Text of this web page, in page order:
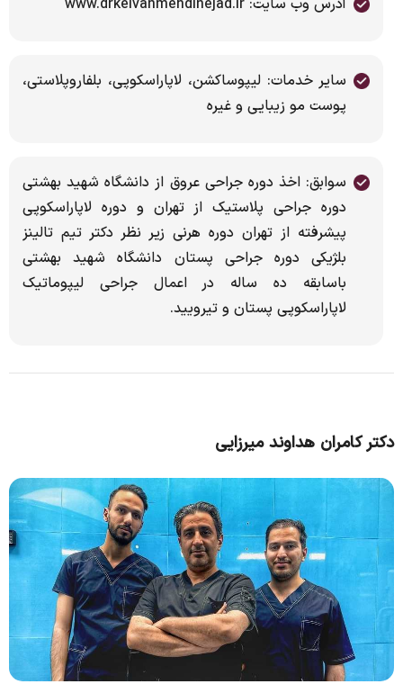
سایر خدمات: لیپوساکشن، لاپاراسکوپی، بلفاروپلاستی،
پوست مو زیبایی و غیره
سوابق: اخذ دوره جراحی عروق از دانشگاه شهید بهشتی
دوره جراحی پلاستیک از تهران و دوره لاپاراسکوپی
پیشرفته از تهران دوره هرنی زیر نظر دکتر تیم تالینز
بلژیکی دوره جراحی پستان دانشگاه شهید بهشتی
باسابقه ده ساله در اعمال جراحی لیپوماتیک
لاپاراسکوپی پستان و تیرویید.
دکتر کامران هداوند میرزایی